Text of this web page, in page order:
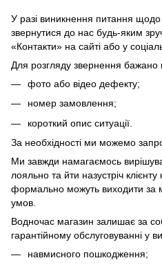
У разі виникнення питання
звернутися до нас будь-яким
«Контакти» на сайті або у
Для розгляду звернення бажано
фото або відео дефекту;
номер замовлення;
короткий опис ситуації.
За необхідності ми можемо
Ми завжди намагаємось
лояльно та йти назустріч клієнту
формально можуть виходити за
умов.
Водночас магазин залишає за
гарантійному обслуговуванні у
навмисного пошкодження;